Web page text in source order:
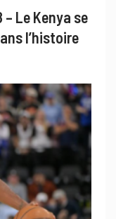
– Le Kenya se
l’histoire